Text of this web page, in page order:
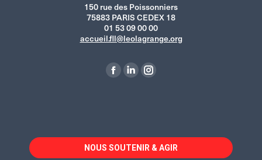
150 rue des Poissonniers
75883 PARIS CEDEX 18
01 53 09 00 00
accueil.fll@leolagrange.org
La
dans
une
La
dans
une
La
dans
une
NOUS SOUTENIR & AGIR